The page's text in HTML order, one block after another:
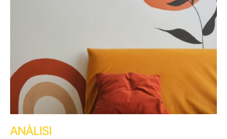
ANÀLISI